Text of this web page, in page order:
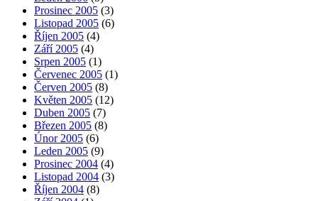
Prosinec 2005 (3)
Listopad 2005 (6)
Říjen 2005 (4)
Září 2005 (4)
Srpen 2005 (1)
Červenec 2005 (1)
Červen 2005 (8)
Květen 2005 (12)
Duben 2005 (7)
Březen 2005 (8)
Únor 2005 (6)
Leden 2005 (9)
Prosinec 2004 (4)
Listopad 2004 (3)
Říjen 2004 (8)